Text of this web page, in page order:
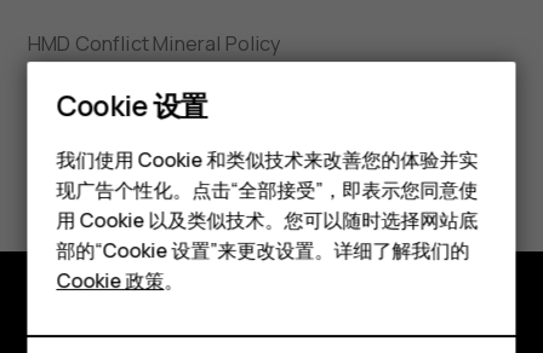
智能手机
经典手机
配件
平板电脑
HMD Conflict Mineral Policy
HMD Substance List 3.0
UK Modern Slavery Act and California Transparency
in Supply Chains Act Statement
探索
Cookie 设置
我们使用 Cookie 和类似技术来改善您的体验并实
现广告个性化。点击“全部接受”，即表示您同意使
用 Cookie 以及类似技术。您可以随时选择网站底
部的“Cookie 设置”来更改设置。详细了解我们的
Cookie 政策。